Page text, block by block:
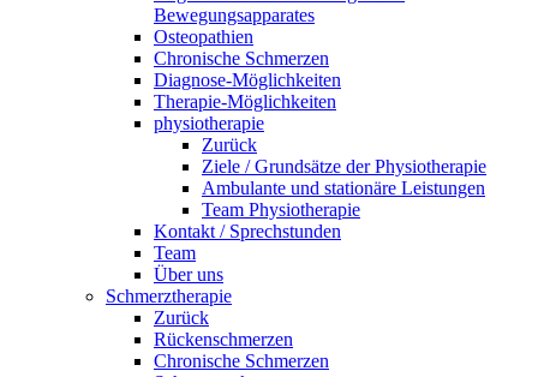
Bewegungsapparates
Osteopathien
Chronische Schmerzen
Diagnose-Möglichkeiten
Therapie-Möglichkeiten
physiotherapie
Zurück
Ziele / Grundsätze der Physiotherapie
Ambulante und stationäre Leistungen
Team Physiotherapie
Kontakt / Sprechstunden
Team
Über uns
Schmerztherapie
Zurück
Rückenschmerzen
Chronische Schmerzen